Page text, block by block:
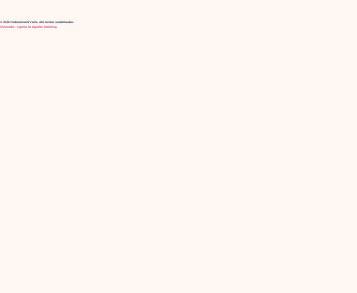
© 2026 Ondernemend Venlo, alle rechten voorbehouden.
We4media - Agentur für digitales Marketing.